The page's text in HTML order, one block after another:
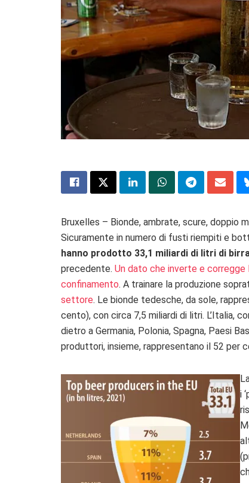
Bruxelles – Bionde, ambrate, scure, doppio
Sicuramente in numero di fusti riempiti e
hanno prodotto 33,1 miliardi di litri di
precedente. Un dato che inverte e corregge
confinamento. A trainare la produzione
settore. Le bionde tedesche, da sole,
cento), con circa 7,5 miliardi di litri. L’Italia,
dietro a Germania, Polonia, Spagna, Paesi
produttori, insieme, rappresentano il 52 per
i